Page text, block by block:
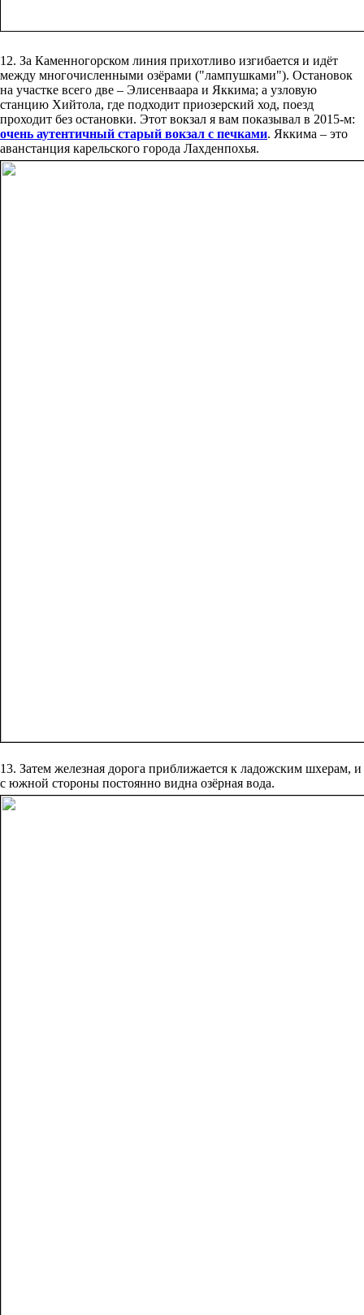
12. За Каменногорском линия прихотливо изгибается и идёт
между многочисленными озёрами ("лампушками"). Остановок
на участке всего две – Элисенваара и Яккима; а узловую
станцию Хийтола, где подходит приозерский ход, поезд
проходит без остановки. Этот вокзал я вам показывал в 2015-м:
очень аутентичный старый вокзал с печками. Яккима – это
аванстанция карельского города Лахденпохья.
13. Затем железная дорога приближается к ладожским шхерам, и
с южной стороны постоянно видна озёрная вода.